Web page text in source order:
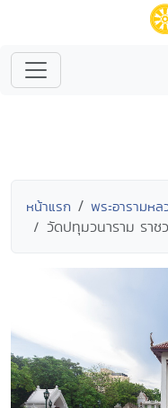
หน้าแรก พระอารามหล
วัดปทุมวนาราม ราช